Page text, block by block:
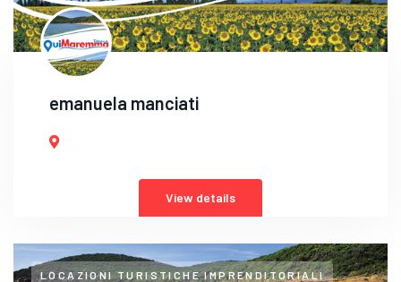
emanuela manciati
View details
LOCAZIONI TURISTICHE IMPRENDITORIALI